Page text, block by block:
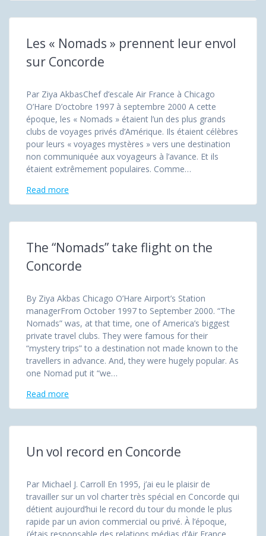
Les « Nomads » prennent leur envol
sur Concorde
Par Ziya AkbasChef d’escale Air France à Chicago
O’Hare D’octobre 1997 à septembre 2000 A cette
époque, les « Nomads » étaient l’un des plus grands
clubs de voyages privés d’Amérique. Ils étaient célèbres
pour leurs « voyages mystères » vers une destination
non communiquée aux voyageurs à l’avance. Et ils
étaient extrêmement populaires. Comme…
Read more
The “Nomads” take flight on the
Concorde
By Ziya Akbas Chicago O’Hare Airport’s Station
managerFrom October 1997 to September 2000. “The
Nomads” was, at that time, one of America’s biggest
private travel clubs. They were famous for their
“mystery trips” to a destination not made known to the
travellers in advance. And, they were hugely popular. As
one Nomad put it “we…
Read more
Un vol record en Concorde
Par Michael J. Carroll En 1995, j’ai eu le plaisir de
travailler sur un vol charter très spécial en Concorde qui
détient aujourd’hui le record du tour du monde le plus
rapide par un avion commercial ou privé. À l’époque,